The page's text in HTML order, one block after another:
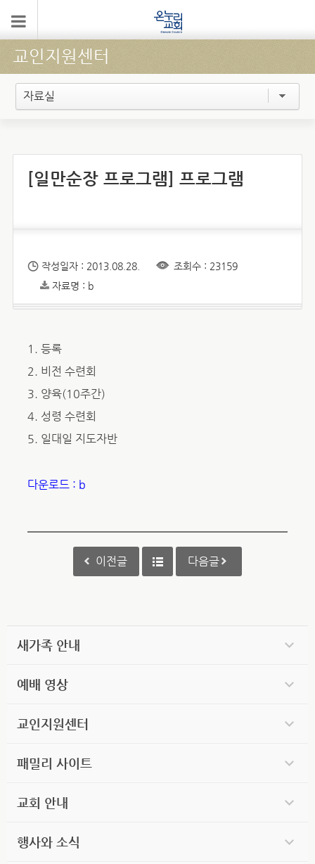
교인지원센터
자료실
[일만순장 프로그램] 프로그램
작성일자 : 2013.08.28.
조회수 : 23159
자료명 : b
1. 등록
2. 비전 수련회
3. 양육(10주간)
4. 성령 수련회
5. 일대일 지도자반
다운로드 : b
이전글 다음글
새가족 안내
예배 영상
교인지원센터
패밀리 사이트
교회 안내
행사와 소식